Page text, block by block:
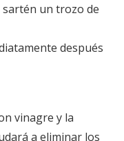
un trozo de
después
vinagre y la
a eliminar los